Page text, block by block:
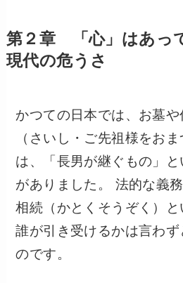
第２章 「心」はあっ
現代の危うさ
かつての日本では、お墓
（さいし・ご先祖様をおま
は、「長男が継ぐもの」
がありました。 法的な義
相続（かとくそうぞく）と
誰が引き受けるかは言わ
のです。